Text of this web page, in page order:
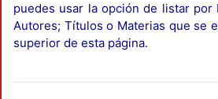
puedes usar la opción de listar por
Autores; Títulos o Materias que se
superior de esta página.